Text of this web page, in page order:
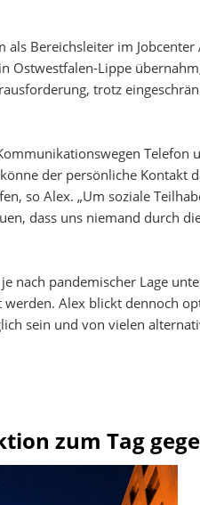
als Bereichsleiter im
Ostwestfalen-Lippe
trotz
Telefon
der persönliche
so Alex. „Um soziale
dass uns niemand durch
nach pandemischer Lage
Alex blickt dennoch
sein und von vielen
zum Tag